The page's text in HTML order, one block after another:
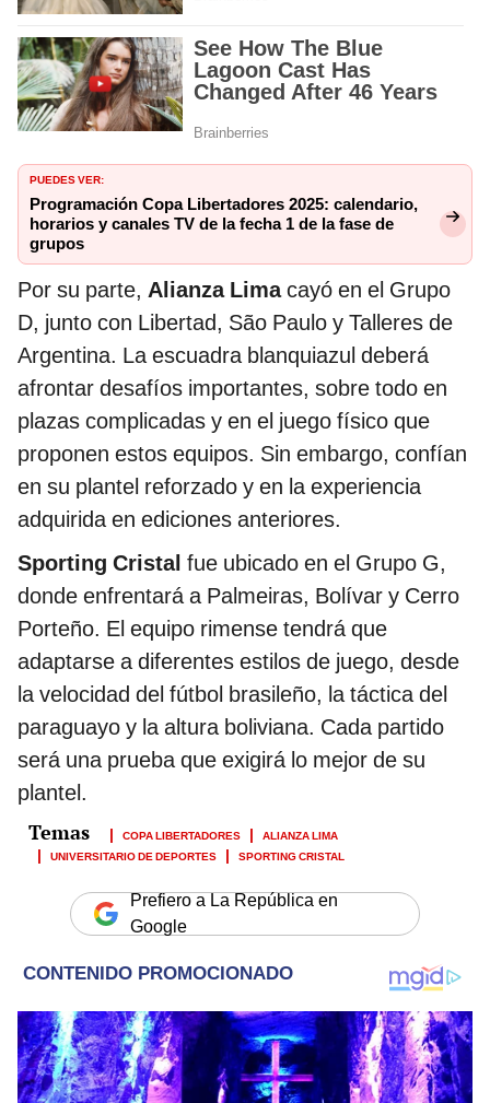
PUEDES VER:
Programación Copa Libertadores 2025: calendario,
horarios y canales TV de la fecha 1 de la fase de
grupos
Por su parte, Alianza Limacayó en el Grupo
D, junto con Libertad, São Paulo y Talleres de
Argentina. La escuadra blanquiazul deberá
afrontar desafíos importantes, sobre todo en
plazas complicadas y en el juego físico que
proponen estos equipos. Sin embargo, confían
en su plantel reforzado y en la experiencia
adquirida en ediciones anteriores.
Sporting Cristal fue ubicado en el Grupo G,
donde enfrentará a Palmeiras, Bolívar y Cerro
Porteño. El equipo rimense tendrá que
adaptarse a diferentes estilos de juego, desde
la velocidad del fútbol brasileño, la táctica del
paraguayo y la altura boliviana. Cada partido
será una prueba que exigirá lo mejor de su
plantel.
COPA LIBERTADORES
ALIANZA LIMA
UNIVERSITARIO DE DEPORTES
SPORTING CRISTAL
Prefiero a La República en
Google